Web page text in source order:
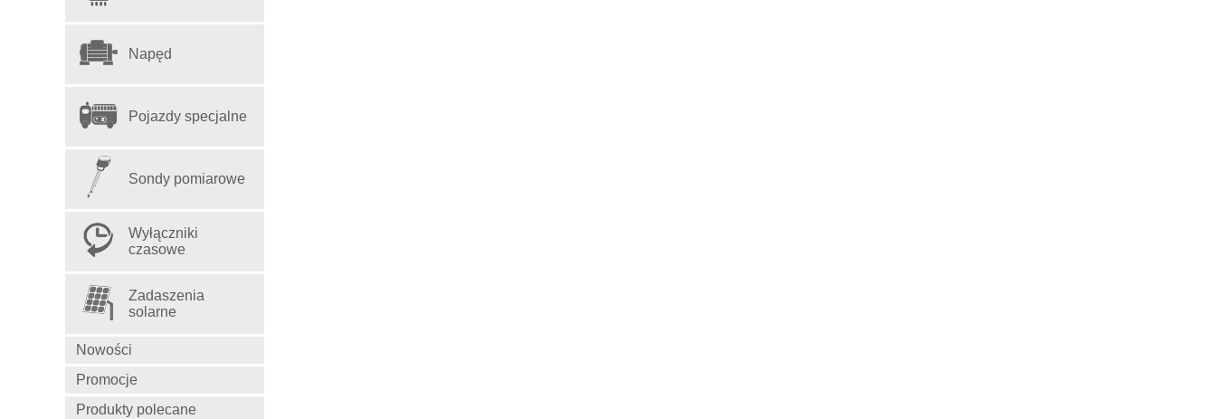
Napęd
Pojazdy specjalne
Sondy pomiarowe
Wyłączniki
czasowe
Zadaszenia
solarne
Nowości
Promocje
Produkty polecane